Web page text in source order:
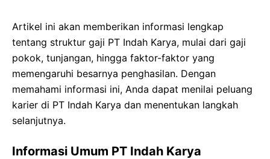
Artikel ini akan memberikan informasi lengkap
tentang struktur gaji PT Indah Karya, mulai dari gaji
pokok, tunjangan, hingga faktor-faktor yang
memengaruhi besarnya penghasilan. Dengan
memahami informasi ini, Anda dapat menilai peluang
karier di PT Indah Karya dan menentukan langkah
selanjutnya.
Informasi Umum PT Indah Karya